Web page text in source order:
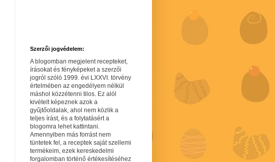
Szerzői jogvédelem:
A blogomban megjelent recepteket,
írásokat és fényképeket a szerzői
jogról szóló 1999. évi LXXVI. törvény
értelmében az engedélyem nélkül
máshol közzétenni tilos. Ez alól
kivételt képeznek azok a
gyűjtőoldalak, ahol nem közlik a
teljes írást, és a folytatásért a
blogomra lehet kattintani.
Amennyiben más forrást nem
tüntetek fel, a receptek saját szellemi
termékeim, ezek kereskedelmi
forgalomban történő értékesítéséhez